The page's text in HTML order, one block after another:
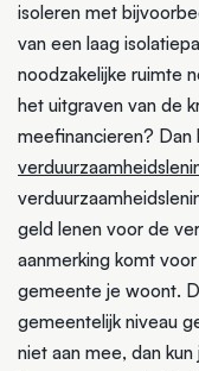
isoleren met
van een laag
noodzakelijke ruimte
het uitgraven van de
meefinancieren? Dan
geld lenen voor de
aanmerking komt voor
gemeente je woont.
gemeentelijk niveau
niet aan mee, dan